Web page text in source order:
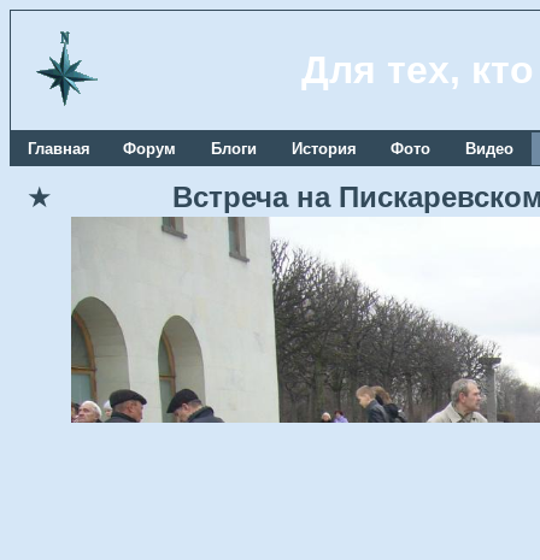
Для тех,
Главная Форум Блоги История Фото Видео
★ Встреча на